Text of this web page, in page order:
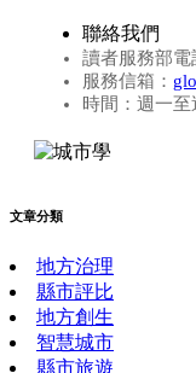
聯絡我們
讀者服務部電
服務信箱：
時間：週一至
文章分類
地方治理
縣市評比
地方創生
智慧城市
縣市旅遊